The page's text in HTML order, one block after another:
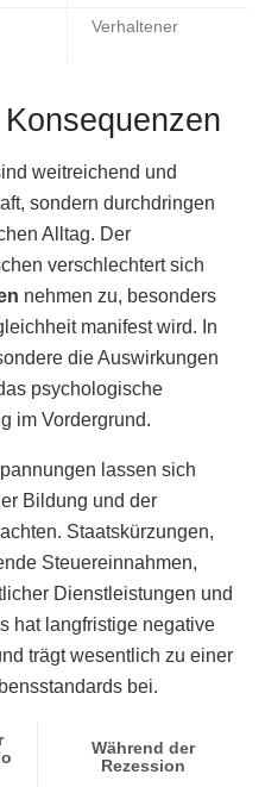
Verhaltener
weitreichend und
sondern durchdringen
Alltag. Der
verschlechtert sich
nehmen zu, besonders
manifest wird. In
die Auswirkungen
psychologische
im Vordergrund.
lassen sich
Bildung und der
Staatskürzungen,
Steuereinnahmen,
Dienstleistungen und
hat langfristige negative
trägt wesentlich zu einer
bei.
Während der
Rezession